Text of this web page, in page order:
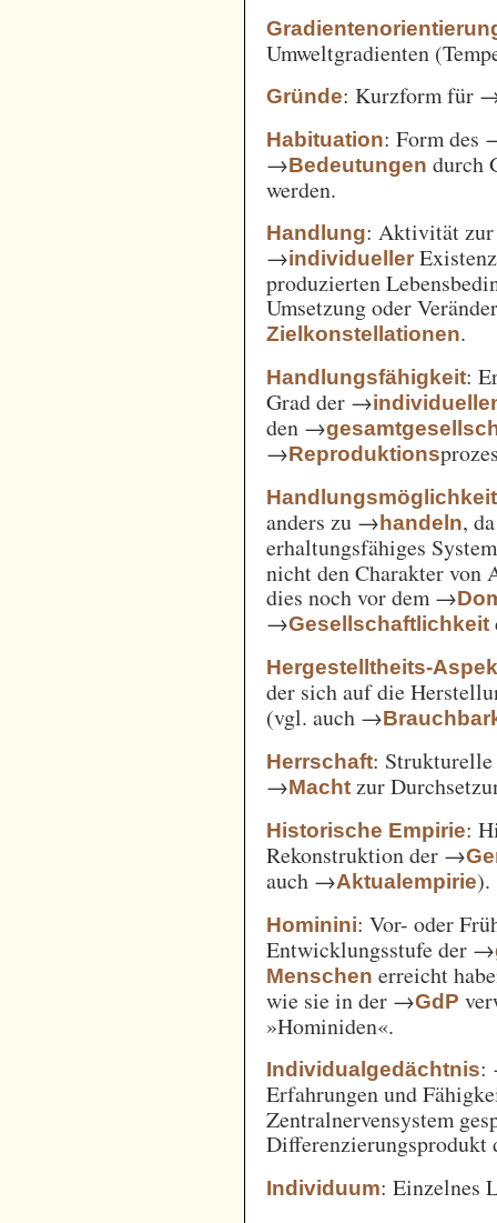
Umweltgradienten
Gründe: Kurzform für
Habituation: Form des
→Bedeutungen durch
werden.
Handlung: Aktivität zur
→individueller
produzierten
Umsetzung oder
Zielkonstellationen.
Handlungsfähigkeit:
Grad der →
den →
→Reproduktions
Handlungsmöglichkeit
anders zu →handeln,
erhaltungsfähiges
nicht den Charakter von
dies noch vor dem →
→Gesellschaftlichkeit
Hergestelltheits-
der sich auf die
(vgl. auch →
Herrschaft: Strukturelle
→Macht zur
Historische Empirie:
Rekonstruktion der →
auch →Aktualempirie).
Hominini: Vor- oder
Entwicklungsstufe der →
Menschen erreicht
wie sie in der →GdP
»Hominiden«.
Individualgedächtnis:
Erfahrungen und
Zentralnervensystem
Individuum: Einzelnes